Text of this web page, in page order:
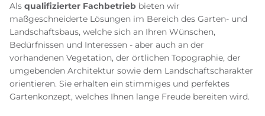
Als qualifizierter Fachbetrieb bieten wir
maßgeschneiderte Lösungen im Bereich des Garten- und
Landschaftsbaus, welche sich an Ihren Wünschen,
Bedürfnissen und Interessen - aber auch an der
vorhandenen Vegetation, der örtlichen Topographie, der
umgebenden Architektur sowie dem Landschaftscharakter
orientieren. Sie erhalten ein stimmiges und perfektes
Gartenkonzept, welches Ihnen lange Freude bereiten wird.